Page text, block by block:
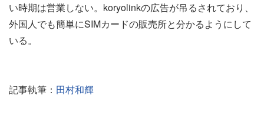
い時期は営業しない。koryolinkの広告が吊るされており、
外国人でも簡単にSIMカードの販売所と分かるようにして
いる。
記事執筆： 田村和輝